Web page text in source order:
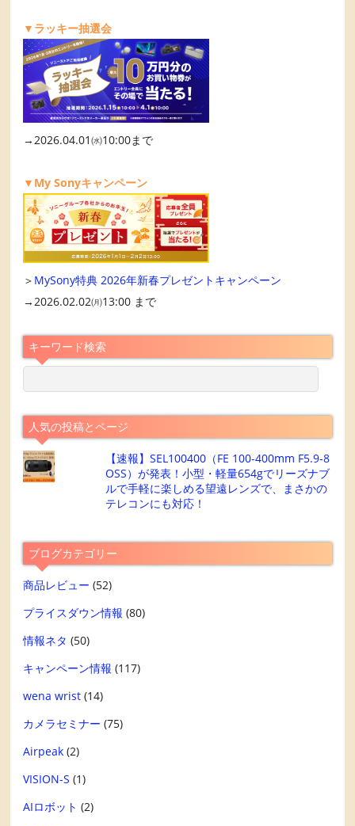
▼ラッキー抽選会
→2026.04.01㈬10:00まで
▼My Sonyキャンペーン
＞ MySony特典 2026年新春プレゼントキャンペーン
→2026.02.02㈪13:00 まで
キーワード検索
人気の投稿とページ
【速報】SEL100400（FE 100-400mm F5.9-8
OSS）が発表！小型・軽量654gでリーズナブ
ルで手軽に楽しめる望遠レンズで、まさかの
テレコンにも対応！
ブログカテゴリー
商品レビュー (52)
プライスダウン情報 (80)
情報ネタ (50)
キャンペーン情報 (117)
wena wrist (14)
カメラセミナー (75)
Airpeak (2)
VISION-S (1)
AIロボット (2)